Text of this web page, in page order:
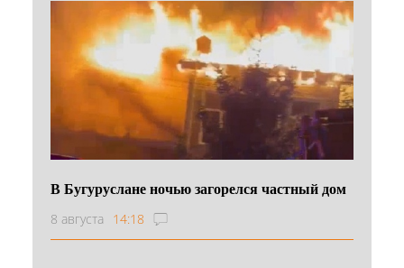
В Бугуруслане ночью загорелся частный дом
8 августа 14:18